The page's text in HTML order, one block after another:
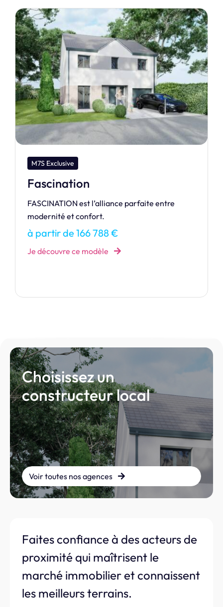
M7S Design
Création
Notre maison de la gamme Design. Cédez aux
charmes de la CRÉATION.
à partir de 361 279 €
Je découvre ce modèle
Choisissez un
constructeur local
Voir toutes nos agences
Faites confiance à des acteurs de
proximité qui maîtrisent le
marché immobilier et connaissent
les meilleurs terrains.